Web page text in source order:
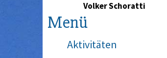
Volker Schoratti
Menü
Aktivitäten